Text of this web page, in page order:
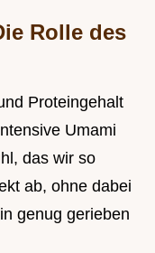
Rolle des
Proteingehalt
Umami
das wir so
ab, ohne dabei
genug gerieben